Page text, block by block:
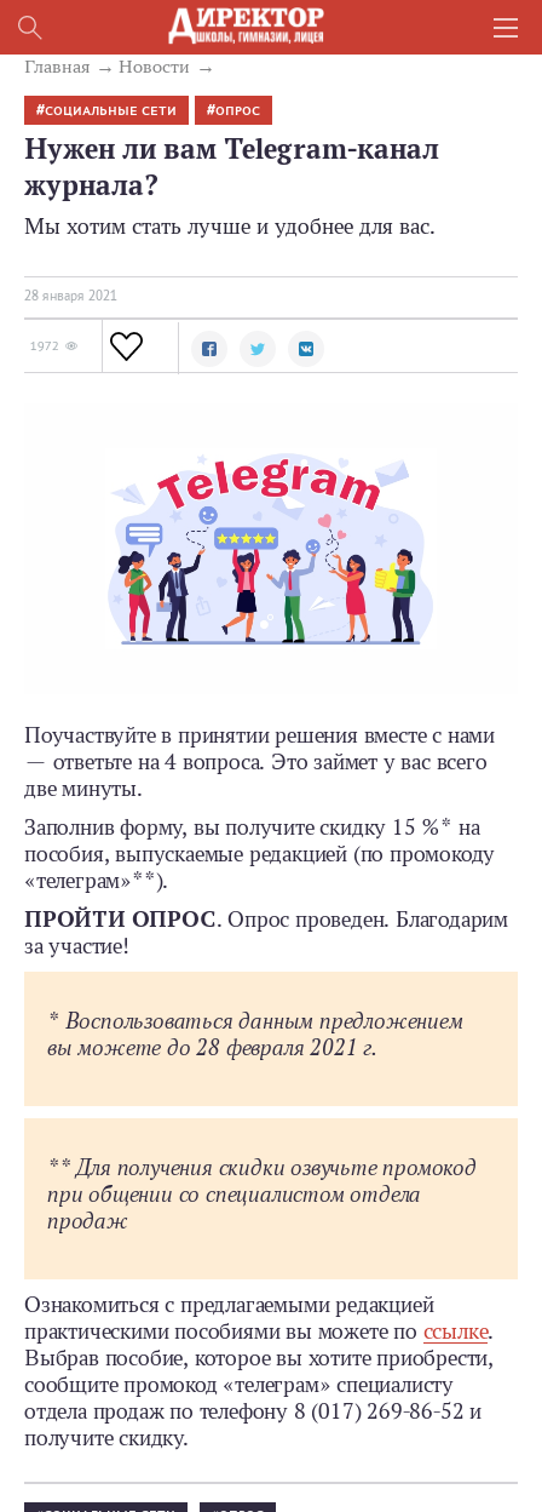
Главная Новости
СОЦИАЛЬНЫЕ СЕТИ ОПРОС
Нужен ли вам Telegram-канал
журнала?
Мы хотим стать лучше и удобнее для вас.
28 января 2021
1972
Поучаствуйте в принятии решения вместе с нами
— ответьте на 4 вопроса. Это займет у вас всего
две минуты.
Заполнив форму, вы получите скидку 15 %* на
пособия, выпускаемые редакцией (по промокоду
«телеграм»**).
ПРОЙТИ ОПРОС. Опрос проведен. Благодарим
за участие!
* Воспользоваться данным предложением
вы можете до 28 февраля 2021 г.
** Для получения скидки озвучьте промокод
при общении со специалистом отдела
продаж
Ознакомиться с предлагаемыми редакцией
практическими пособиями вы можете по ссылке.
Выбрав пособие, которое вы хотите приобрести,
сообщите промокод «телеграм» специалисту
отдела продаж по телефону 8 (017) 269-86-52 и
получите скидку.